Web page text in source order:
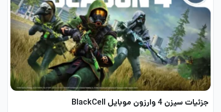
جزئیات سیزن 4 وارزون موبایل BlackCell